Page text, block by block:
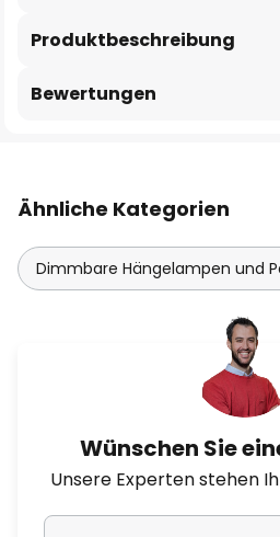
Produktbeschreibung
Bewertungen
Ähnliche Kategorien
Dimmbare Hängelampen und
Wünschen Sie
Unsere Experten stehen